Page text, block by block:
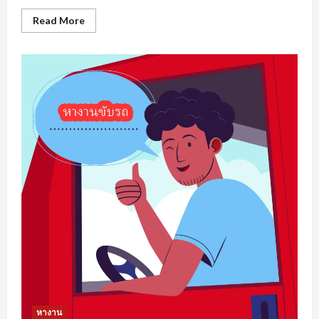
Read MoreRead
more
เพชรบูรณ์
ตำแหน่ง
งาน
ว่าง
ที่
หางาน